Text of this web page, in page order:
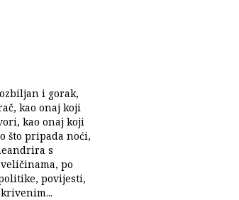
i gorak,
kao onaj koji
kao onaj koji
što pripada noći,
s
po
povijesti,